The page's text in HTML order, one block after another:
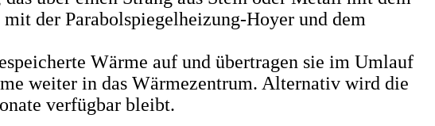
der Parabolspiegelheizung-Hoyer und dem
Wärme auf und übertragen sie im Umlauf
weiter in das Wärmezentrum. Alternativ wird die
verfügbar bleibt.